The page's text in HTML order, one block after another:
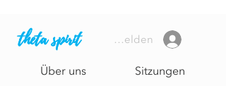
theta spirit
Über uns Sitzungen
Anmelden